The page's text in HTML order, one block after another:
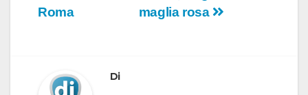
maglia rosa
Roma
Di